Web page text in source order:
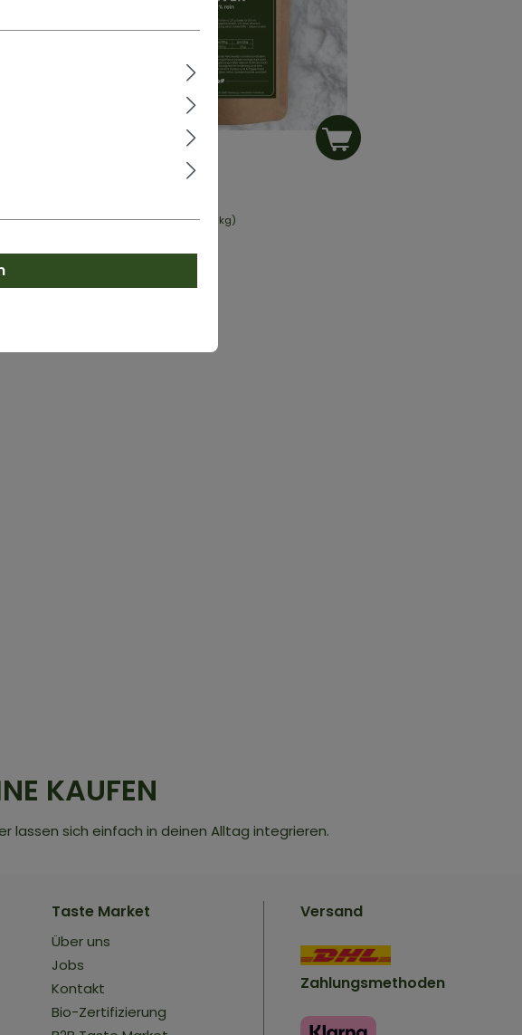
TAURIN PULVER
99,9% reines Pulver
Inhalt:0.1 kg(34,90 €* / 1 kg)
KAUFEN
lassen sich einfach in deinen Alltag integrieren.
Taste Market
Über uns
Jobs
Kontakt
Bio-Zertifizierung
Versand
Zahlungsmethoden